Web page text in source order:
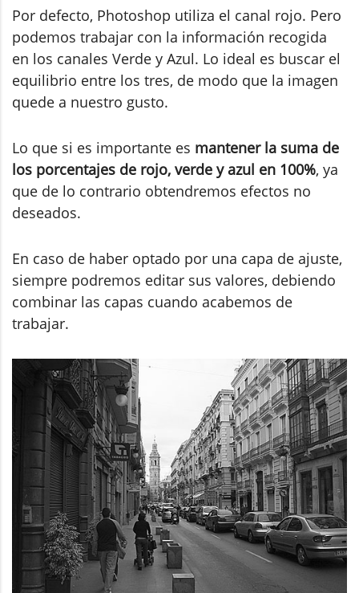
Por defecto, Photoshop utiliza el canal rojo. Pero
podemos trabajar con la información recogida
en los canales Verde y Azul. Lo ideal es buscar el
equilibrio entre los tres, de modo que la imagen
quede a nuestro gusto.
Lo que si es importante es mantener la suma de
los porcentajes de rojo, verde y azul en 100%, ya
que de lo contrario obtendremos efectos no
deseados.
En caso de haber optado por una capa de ajuste,
siempre podremos editar sus valores, debiendo
combinar las capas cuando acabemos de
trabajar.